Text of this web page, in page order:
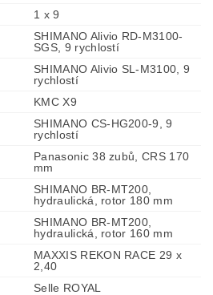
1 x 9
SHIMANO Alivio RD-M3100-
SGS, 9 rychlostí
SHIMANO Alivio SL-M3100, 9
rychlostí
KMC X9
SHIMANO CS-HG200-9, 9
rychlostí
Panasonic 38 zubů, CRS 170
mm
SHIMANO BR-MT200,
hydraulická, rotor 180 mm
SHIMANO BR-MT200,
hydraulická, rotor 160 mm
MAXXIS REKON RACE 29 x
2,40
Selle ROYAL